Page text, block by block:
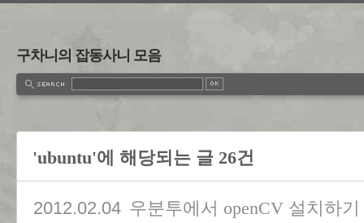
구차니의 잡동사니 모음
'ubuntu'에 해당되는 글 26건
2012.02.04 우분투에서 openCV 설치하기